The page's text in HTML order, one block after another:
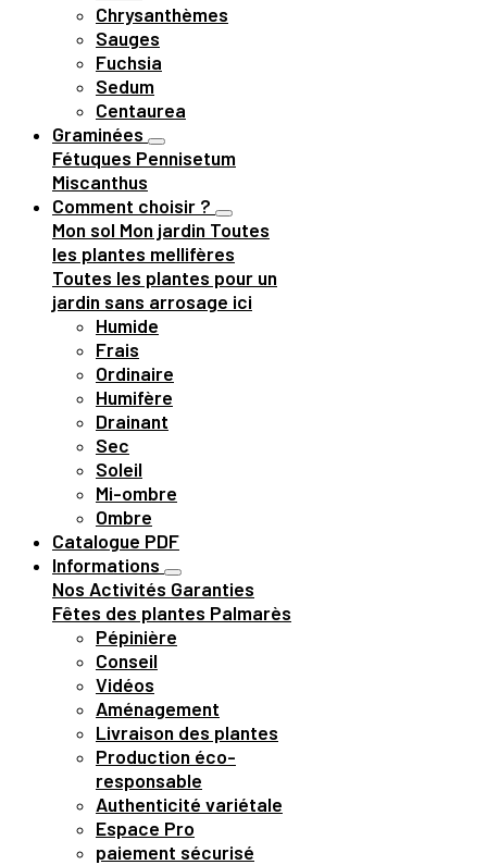
Chrysanthèmes
Sauges
Fuchsia
Sedum
Centaurea
Graminées
Fétuques Pennisetum
Miscanthus
Comment choisir ?
Mon sol Mon jardin Toutes
les plantes mellifères
Toutes les plantes pour un
jardin sans arrosage ici
Humide
Frais
Ordinaire
Humifère
Drainant
Sec
Soleil
Mi-ombre
Ombre
Catalogue PDF
Informations
Nos Activités Garanties
Fêtes des plantes Palmarès
Pépinière
Conseil
Vidéos
Aménagement
Livraison des plantes
Production éco-
responsable
Authenticité variétale
Espace Pro
paiement sécurisé